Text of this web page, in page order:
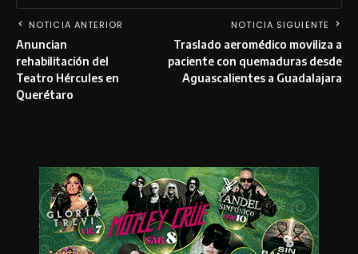
NOTICIA ANTERIOR
Anuncian
rehabilitación del
Teatro Hércules en
Querétaro
NOTICIA SIGUIENTE
Traslado aeromédico moviliza a
paciente con quemaduras desde
Aguascalientes a Guadalajara